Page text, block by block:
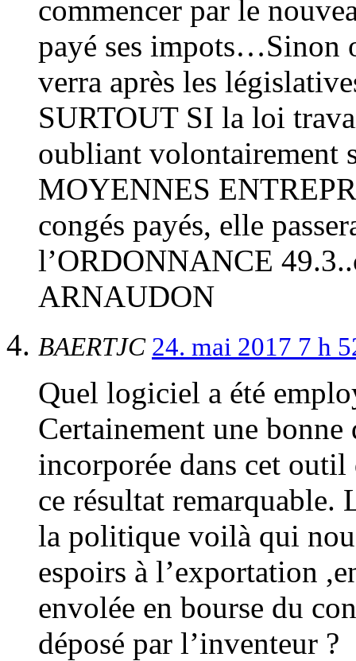
commencer par le
payé ses impots…Sinon
verra après les
SURTOUT SI la loi
oubliant volontairement
MOYENNES
congés payés, elle
l’ORDONNANCE
ARNAUDON
BAERTJC 24. mai 2017 7 h
Quel logiciel a été
Certainement une
incorporée dans cet
ce résultat remarquable.
la politique voilà qui
espoirs à l’exportation
envolée en bourse du
déposé par l’inventeur ?